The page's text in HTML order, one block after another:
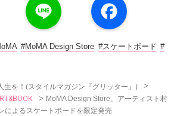
a
c
o
#MoMA Design Store #スケートボード #
生を！(スタイルマガジン『グリッター』) >
> MoMA Design Store、アーティスト村
によるスケートボードを限定発売